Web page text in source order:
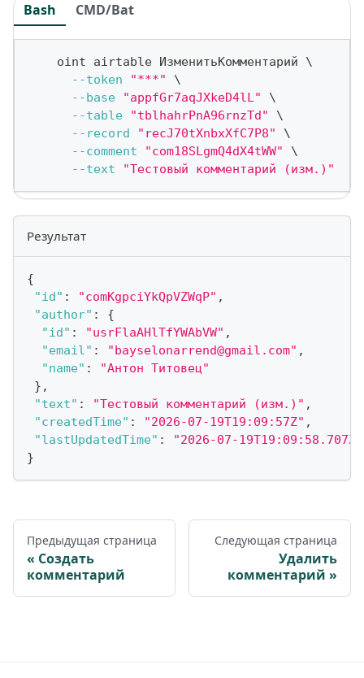
Bash CMD/Bat
    oint airtable ИзменитьКомментарий
\
--token
"***"
\
--base
"appfGr7aqJXkeD4lL"
\
--table
"tblhahrPnA96rnzTd"
\
--record
"recJ70tXnbxXfC7P8"
\
--comment
"com18SLgmQ4dX4tWW"
\
--text
"Тестовый комментарий (изм.)"
Результат
{
"id" : "comKgpciYkQpVZWqP" ,
"author" :
{
"id" : "usrFlaAHlTfYWAbVW" ,
"email" : "bayselonarrend@gmail.com" ,
"name" :
"Антон Титовец"
} ,
"text" : "Тестовый комментарий (изм.)" ,
"createdTime" : "2026-07-19T19:09:57Z" ,
"lastUpdatedTime" :
"2026-07-19T19:09:58.707Z"
}
Предыдущая страница
Создать
комментарий
Следующая страница
Удалить
комментарий